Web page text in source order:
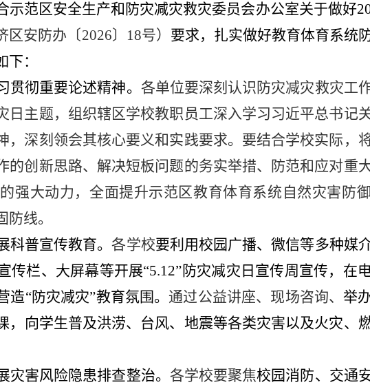
示范区安全生产和防灾减灾救灾委员会办公室关于做好
区安防办 〔2026〕 18号） 要求，扎实做好教育体育系统
：
贯彻重要论述精神。 各单位要深刻认识防灾减灾救灾工
日主题，组织辖区学校教职员工深入学习习近平总书记
，深刻领会其核心要义和实践要求。要结合学校实际，
的创新思路、解决短板问题的务实举措、防范和应对重
强大动力，全面提升示范区教育体育系统自然灾害防
线。
科普宣传教育。各学校要利用校园 广播、微信等多种媒
传栏、大屏幕等开展“5.12”防灾减灾日 宣传周 宣传， 在
造“防灾减灾”教育氛围。 通过公益讲座、现场咨询、举
向学生普及洪涝、台风、地震等各类灾害以及火灾、
灾害风险隐患排查整治。 各学校要聚焦校园消防、交通